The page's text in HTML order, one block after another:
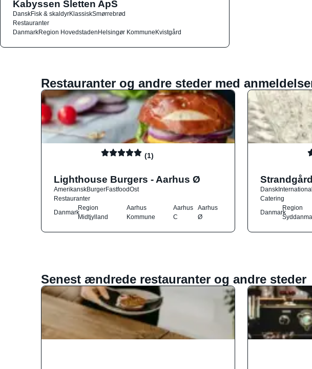
Kabyssen Sletten ApS
DanskFisk & skaldyrKlassiskSmørrebrød
Restauranter
DanmarkRegion HovedstadenHelsingør KommuneKvistgård
Restauranter og andre steder med
(1)
Lighthouse Burgers - Aarhus Ø
AmerikanskBurgerFastfoodOst
Restauranter
Danmark
Region
Midtjylland
Aarhus
Kommune
Aarhus
C
Aarhus
Ø
DanskInternational
Catering
Danmark
Region
Senest ændrede restauranter og andre steder